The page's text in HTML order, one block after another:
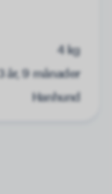
4 kg
3 år, 9 månader
Hanhund